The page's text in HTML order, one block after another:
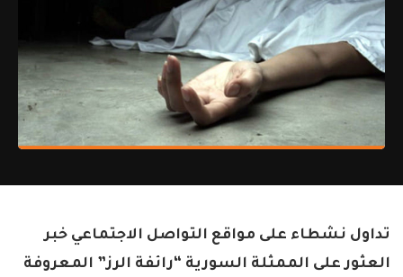
تداول نشطاء على مواقع التواصل الاجتماعي خبر
العثور على الممثلة السورية “رائفة الرز” المعروفة